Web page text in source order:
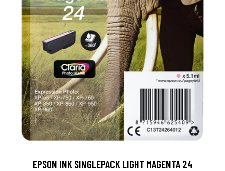
EPSON INK SINGLEPACK LIGHT MAGENTA 24